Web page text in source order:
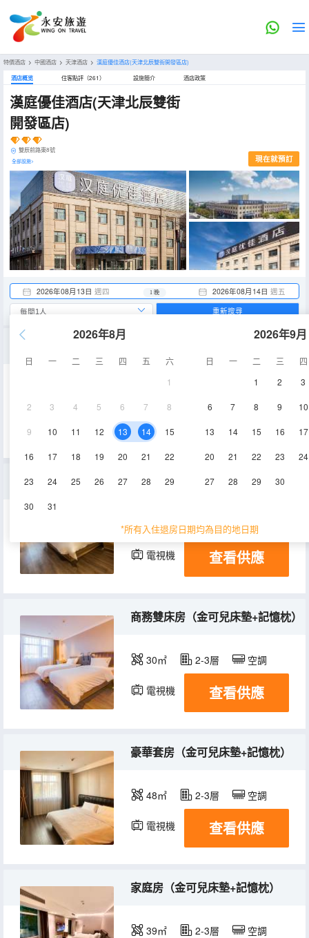
特價酒店 > 中國酒店 > 天津酒店 > 漢庭優佳酒店(天津北辰雙街開發區店)
酒店概览 住客點評（261） 設施簡介 酒店政策
漢庭優佳酒店(天津北辰雙街
開發區店)
雙辰前路東8號
全部設施> 現在就預訂
2026年08月13日 週四 2026年08月14日 週五
1 晚
2026年8月
日 一 二 三 四 五
六
1
2 3 4 5 6 7 8
9 10 11 12 13 14 15
16 17 18 19 20 21 22
23 24 25 26 27 28 29
30 31
2026年9月
日 一 二 三
四
1
2 3
6 7 8 9 10
13 14 15 16 17
20 21 22 23 24
27 28 29 30
*所有入住退房日期均為目的地日期
重新搜尋
空調
電視機
高級大床房（金可兒床墊+記憶枕）
32㎡ 2-3層 空調
電視機 查看供應
商務雙床房（金可兒床墊+記憶枕）
30㎡ 2-3層 空調
電視機 查看供應
豪華套房（金可兒床墊+記憶枕）
48㎡ 2-3層 空調
電視機 查看供應
家庭房（金可兒床墊+記憶枕）
39㎡ 2-3層 空調